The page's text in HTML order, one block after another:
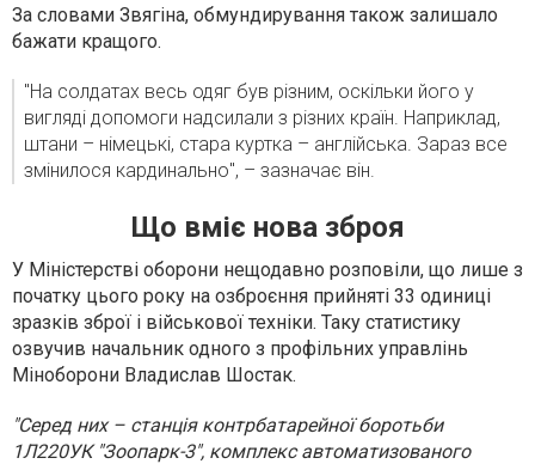
За словами Звягіна, обмундирування також залишало
бажати кращого.
"На солдатах весь одяг був різним, оскільки його у
вигляді допомоги надсилали з різних країн. Наприклад,
штани – німецькі, стара куртка – англійська. Зараз все
змінилося кардинально", – зазначає він.
Що вміє нова зброя
У Міністерстві оборони нещодавно розповіли, що лише з
початку цього року на озброєння прийняті 33 одиниці
зразків зброї і військової техніки. Таку статистику
озвучив начальник одного з профільних управлінь
Міноборони Владислав Шостак.
"Серед них – станція контрбатарейної боротьби
1Л220УК "Зоопарк-3", комплекс автоматизованого